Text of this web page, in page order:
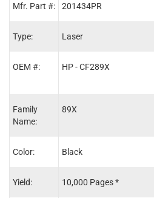
Mfr. Part #:
Type:
OEM #:
Family
Name:
Color:
Yield:
201434PR
Laser
HP - CF289X
89X
Black
10,000 Pages *